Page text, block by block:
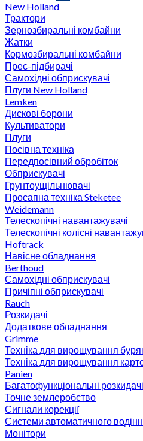
New Holland
Трактори
Зернозбиральні комбайни
Жатки
Кормозбиральні комбайни
Прес-підбирачі
Самохідні обприскувачі
Плуги New Holland
Lemken
Дискові борони
Культиватори
Плуги
Посівна техніка
Передпосівний обробіток
Обприскувачі
Грунтоущільнювачі
Просапна техніка Steketee
Weidemann
Телескопічні навантажувачі
Телескопічні колісні
Hoftrack
Навісне обладнання
Berthoud
Самохідні обприскувачі
Причіпні обприскувачі
Rauch
Розкидачі
Додаткове обладнання
Grimme
Техніка для вирощування
Техніка для вирощування
Panien
Багатофункціональні
Точне землеробство
Сигнали корекції
Системи автоматичного
Монітори